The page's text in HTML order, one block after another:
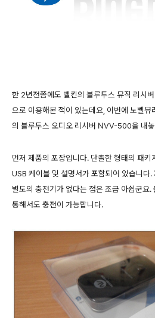
한 2년전쯤에도 벨킨의 블루투스 뮤직 리시
으로 이용해본 적이 있는데요, 이번에 노벨뷰
의 블루투스 오디오 리시버 NVV-500을 내
먼저 제품의 포장입니다. 단촐한 형태의 패키
USB 케이블 및 설명서가 포함되어 있습니다
별도의 충전기가 없다는 점은 조금 아쉽군요
통해서도 충전이 가능합니다.